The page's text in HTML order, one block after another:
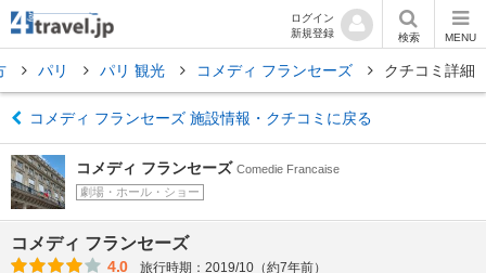
ログイン
新規登録
検索 MENU
パリ パリ 観光 コメディ フランセーズ クチコミ詳細
コメディ フランセーズ 施設情報・クチコミに戻る
コメディ フランセーズ Comedie Francaise
劇場・ホール・ショー
コメディ フランセーズ
4.0
旅行時期：2019/10（約7年前）